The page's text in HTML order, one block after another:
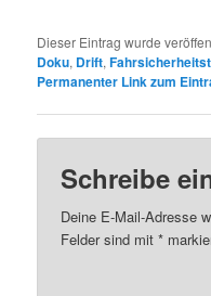
Dieser Eintrag wurde
Doku, Drift,
Permanenter Link zum
Schreibe
Deine E-Mail-Adresse
Felder sind mit*